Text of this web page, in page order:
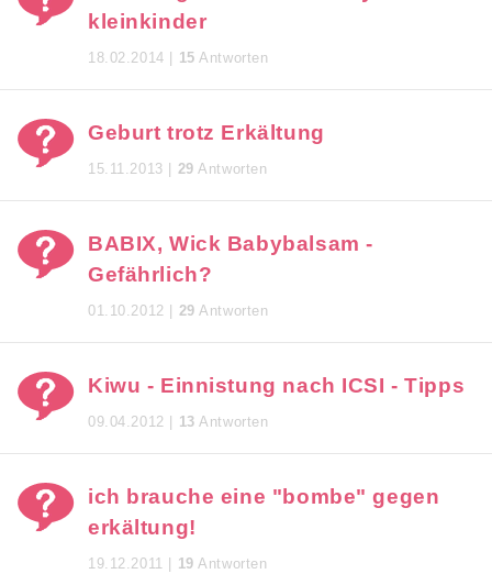
kleinkinder
18.02.2014 | 15 Antworten
Geburt trotz Erkältung
15.11.2013 | 29 Antworten
BABIX, Wick Babybalsam -
Gefährlich?
01.10.2012 | 29 Antworten
Kiwu - Einnistung nach ICSI - Tipps
09.04.2012 | 13 Antworten
ich brauche eine "bombe" gegen
erkältung!
19.12.2011 | 19 Antworten